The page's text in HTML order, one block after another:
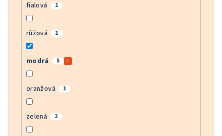
fialová 1
růžová 1
modrá 5
oranžová 1
zelená 2